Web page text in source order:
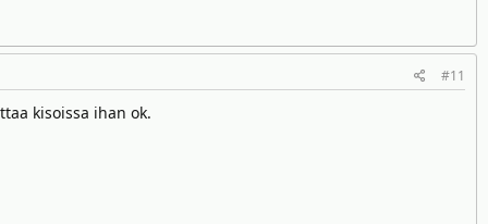
#11
kisoissa ihan ok.